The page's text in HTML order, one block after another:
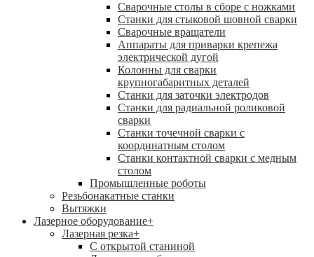
Сварочные столы в сборе с ножками
Станки для стыковой шовной сварки
Сварочные вращатели
Аппараты для приварки крепежа
электрической дугой
Колонны для сварки
крупногабаритных деталей
Станки для заточки электродов
Станки для радиальной роликовой
сварки
Станки точечной сварки с
координатным столом
Станки контактной сварки с медным
столом
Промышленные роботы
Резьбонакатные станки
Вытяжки
Лазерное оборудование+
Лазерная резка+
С открытой станиной